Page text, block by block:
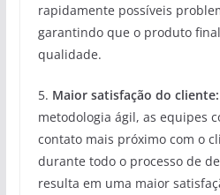
rapidamente possíveis
garantindo que o produto
qualidade.
5. Maior satisfação do cliente:
metodologia ágil, as equipes
contato mais próximo com o
durante todo o processo de
resulta em uma maior